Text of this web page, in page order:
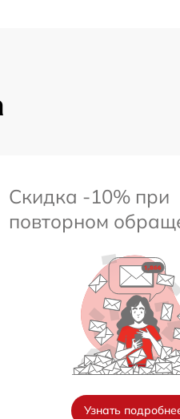
Скидка -10% при
повторном
Узнать